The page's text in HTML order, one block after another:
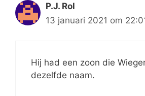
P.J. Rol
13 januari 2021 om
Hij had een zoon die
dezelfde naam.